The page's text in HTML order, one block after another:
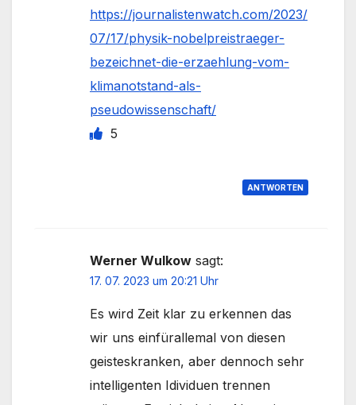
https://journalistenwatch.com/2023/
07/17/physik-nobelpreistraeger-
bezeichnet-die-erzaehlung-vom-
klimanotstand-als-
pseudowissenschaft/
5
ANTWORTEN
Werner Wulkow sagt:
17. 07. 2023 um 20:21 Uhr
Es wird Zeit klar zu erkennen das
wir uns einfürallemal von diesen
geisteskranken, aber dennoch sehr
intelligenten Idividuen trennen